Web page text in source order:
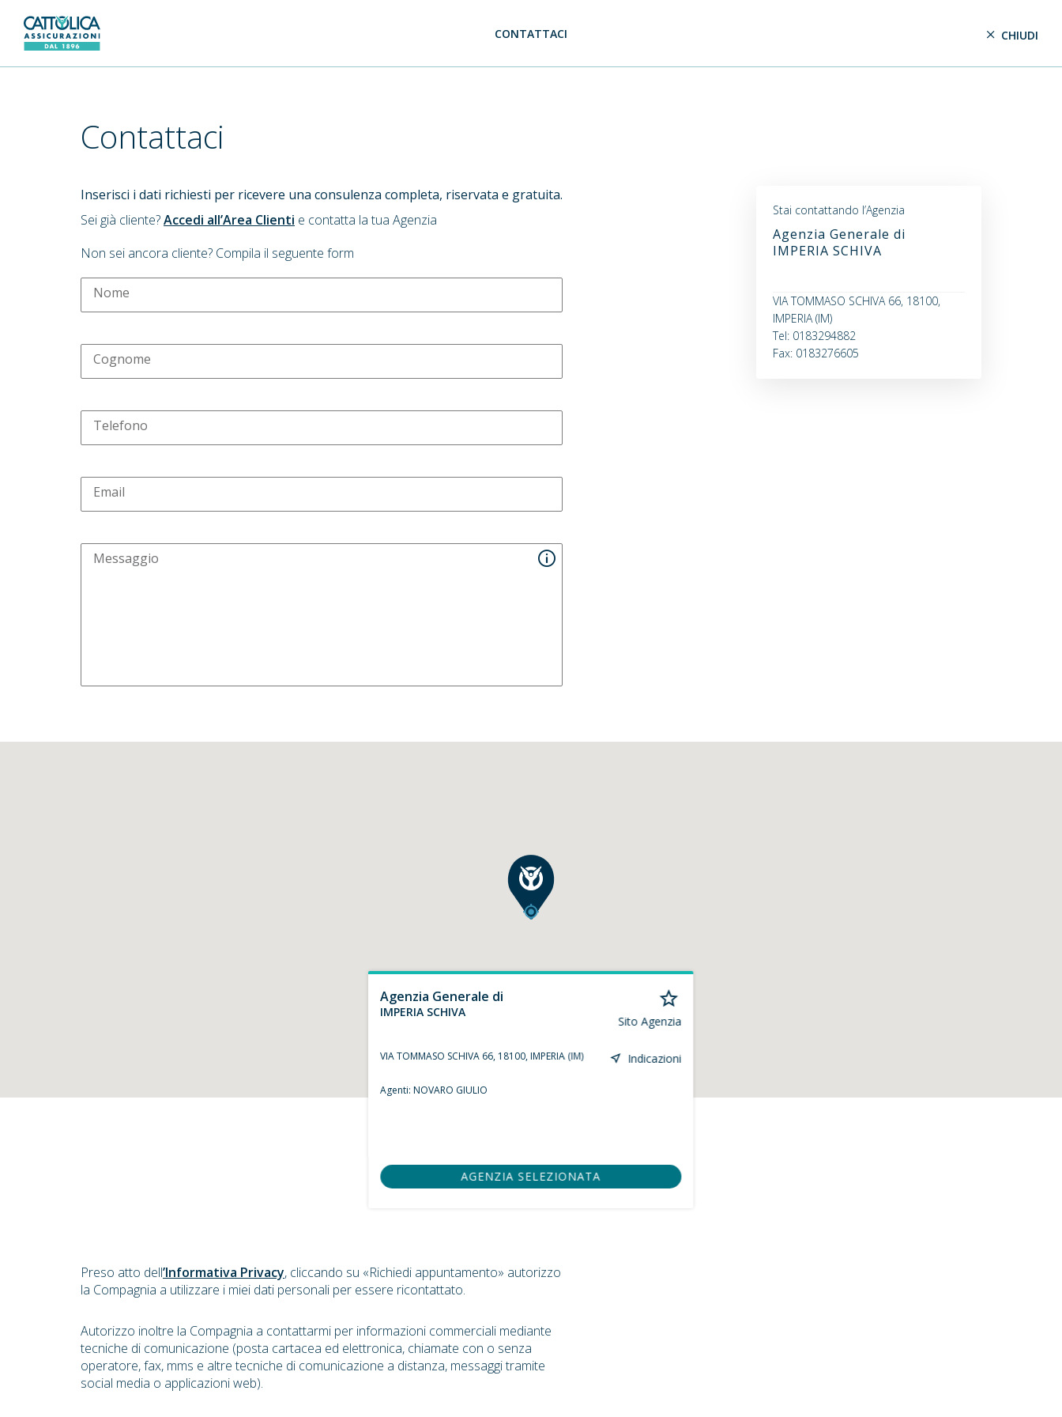
Generali Logo CONTATTACI CHIUDI
Contattaci
Inserisci i dati richiesti per ricevere una consulenza completa, riservata e gratuita.
Sei già cliente?Accedi all’Area Clienti e contatta la tua Agenzia
Non sei ancora cliente? Compila il seguente form
Nome
Cognome
Telefono
Email
Messaggio
Stai contattando l’Agenzia
Agenzia Generale di
IMPERIA SCHIVA
VIA TOMMASO SCHIVA 66, 18100,
IMPERIA (IM)
Tel: 0183294882
Fax: 0183276605
Agenzia Generale di
IMPERIA SCHIVA
Sito Agenzia
VIA TOMMASO SCHIVA 66, 18100, IMPERIA (IM) Indicazioni
Agenti:NOVARO GIULIO
AGENZIA SELEZIONATA
Preso atto dell’Informativa Privacy, cliccando su «Richiedi appuntamento» autorizzo
la Compagnia a utilizzare i miei dati personali per essere ricontattato.
Autorizzo inoltre la Compagnia a contattarmi per informazioni commerciali mediante
tecniche di comunicazione (posta cartacea ed elettronica, chiamate con o senza
operatore, fax, mms e altre tecniche di comunicazione a distanza, messaggi tramite
social media o applicazioni web).